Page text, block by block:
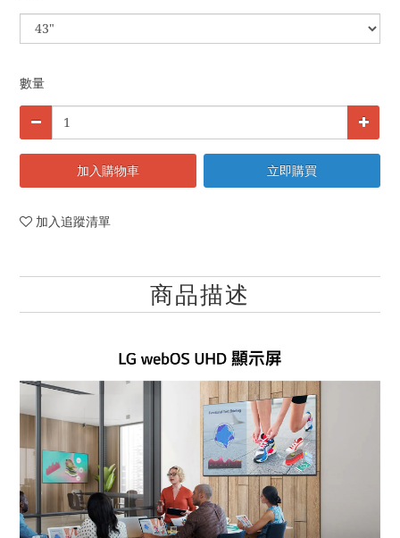
數量
加入購物車 立即購買
加入追蹤清單
商品描述